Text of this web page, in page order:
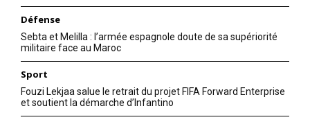
Défense
Sebta et Melilla : l’armée espagnole doute de sa supériorité
militaire face au Maroc
Sport
Fouzi Lekjaa salue le retrait du projet FIFA Forward Enterprise
et soutient la démarche d’Infantino